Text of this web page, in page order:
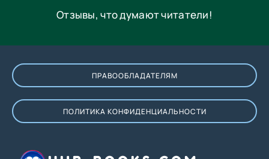
Отзывы, что думают читатели!
ПРАВООБЛАДАТЕЛЯМ
ПОЛИТИКА КОНФИДЕНЦИАЛЬНОСТИ